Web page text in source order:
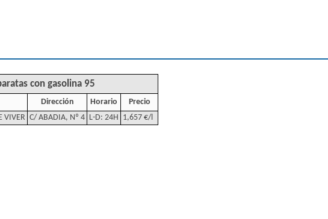
con gasolina 95
Dirección Horario
Precio
VIVER C/ ABADIA, Nº 4 L-D: 24H 1,657 €/l